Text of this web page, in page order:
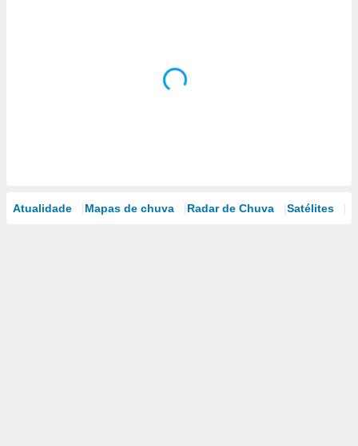
Atualidade Mapas de chuva Radar de Chuva Satélites